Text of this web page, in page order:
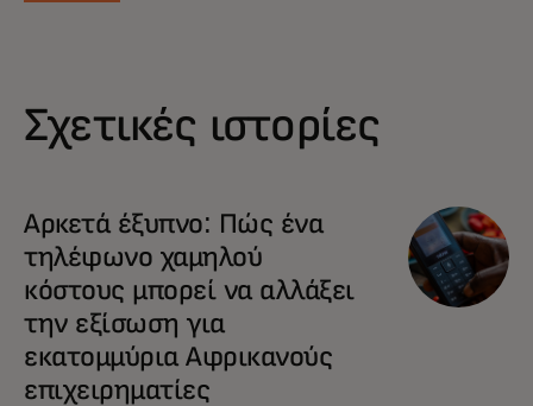
Σχετικές ιστορίες
Αρκετά έξυπνο: Πώς ένα
τηλέφωνο χαμηλού
κόστους μπορεί να αλλάξει
την εξίσωση για
εκατομμύρια Αφρικανούς
επιχειρηματίες